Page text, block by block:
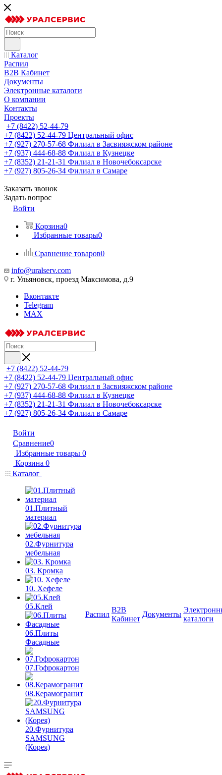
Каталог
Распил
B2B Кабинет
Документы
Электронные каталоги
О компании
Контакты
Проекты
+7 (8422) 52-44-79
+7 (8422) 52-44-79 Центральный офис
+7 (927) 270-57-68 Филиал в Засвияжском районе
+7 (937) 444-68-88 Филиал в Кузнецке
+7 (8352) 21-21-31 Филиал в Новочебоксарске
+7 (927) 805-26-34 Филиал в Самаре
Заказать звонок
Задать вопрос
Войти
Корзина0
Избранные товары0
Сравнение товаров0
info@uralserv.com
г. Ульяновск, проезд Максимова, д.9
Вконтакте
Telegram
MAX
+7 (8422) 52-44-79
+7 (8422) 52-44-79 Центральный офис
+7 (927) 270-57-68 Филиал в Засвияжском районе
+7 (937) 444-68-88 Филиал в Кузнецке
+7 (8352) 21-21-31 Филиал в Новочебоксарске
+7 (927) 805-26-34 Филиал в Самаре
Войти
Сравнение0
Избранные товары 0
Корзина 0
Каталог
01.Плитный
материал
02.Фурнитура
мебельная
03. Кромка
10. Хефеле
05.Клей
06.Плиты
Фасадные
07.Гофрокартон
08.Керамогранит
20.Фурнитура
SAMSUNG
(Корея)
Распил
B2B
Кабинет
Документы
каталоги